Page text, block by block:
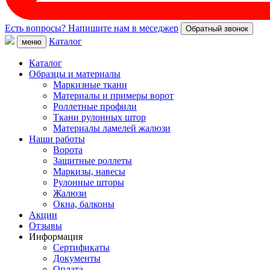
Есть вопросы? Напишите нам в меседжер
Обратный звонок
меню
Каталог
Каталог
Образцы и материалы
Маркизные ткани
Материалы и примеры ворот
Роллетные профили
Ткани рулонных штор
Материалы ламелей жалюзи
Наши работы
Ворота
Защитные роллеты
Маркизы, навесы
Рулонные шторы
Жалюзи
Окна, балконы
Акции
Отзывы
Информация
Сертификаты
Документы